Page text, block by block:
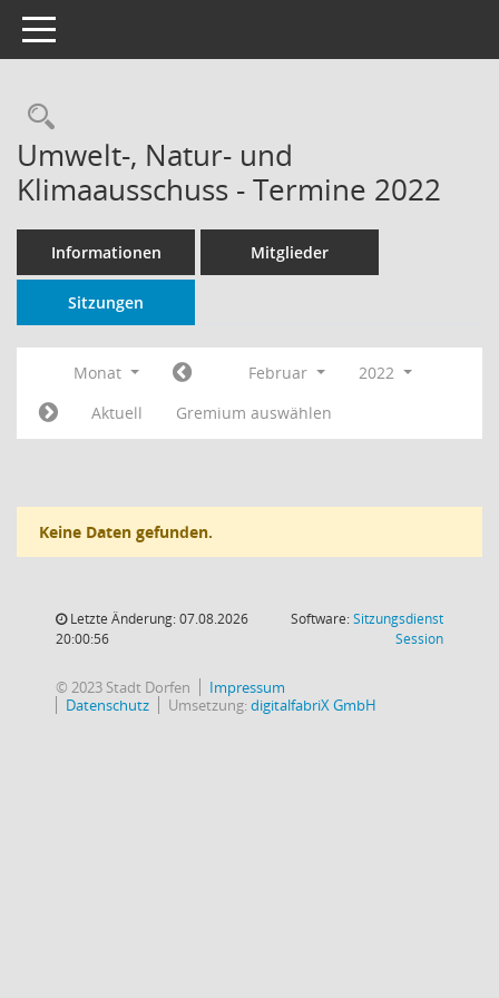
Toggle navigation
Rechercheauswahl
Umwelt-, Natur- und
Klimaausschuss - Termine 2022
Informationen Mitglieder
Sitzungen
Monat Februar
2022
Aktuell
Gremium auswählen
Keine Daten gefunden.
Letzte Änderung: 07.08.2026
20:00:56
Software:Sitzungsdienst
Session(Wird in
© 2023 Stadt Dorfen
Impressum
Datenschutz
Umsetzung:digitalfabriX GmbH